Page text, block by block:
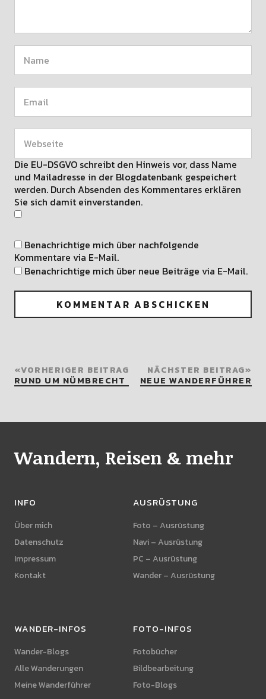
Die EU-DSGVO schreibt den Hinweis vor, dass Name
und Mailadresse in der Blogdatenbank gespeichert
werden. Durch Absenden des Kommentares erklären
Sie sich damit einverstanden.
Benachrichtige mich über nachfolgende
Kommentare via E-Mail.
Benachrichtige mich über neue Beiträge via E-Mail.
VORHERIGER BEITRAG
RUND UM NÜMBRECHT
NÄCHSTER BEITRAG
NEUE WANDERFÜHRER
Wandern, Reisen & mehr
INFO
Über mich
Datenschutz
Impressum
Kontakt
AUSRÜSTUNG
Foto – Ausrüstung
Navi – Ausrüstung
PC – Ausrüstung
Wander – Ausrüstung
WANDER-INFOS
Wander-Blogs
Alle Wanderungen
Meine Wanderführer
FOTO-INFOS
Fotobücher
Bildbearbeitung
Foto-Blogs